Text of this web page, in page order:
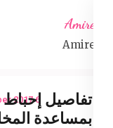
content
Amireta
Amireta
6 October 2017
تفاصيل إحباط
بمساعدة